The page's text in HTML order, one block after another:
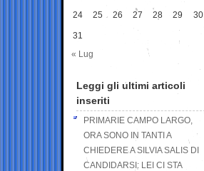
24 25 26 27 28 29 30
31
« Lug
Leggi gli ultimi articoli
inseriti
PRIMARIE CAMPO LARGO,
ORA SONO IN TANTI A
CHIEDERE A SILVIA SALIS DI
CANDIDARSI: LEI CI STA